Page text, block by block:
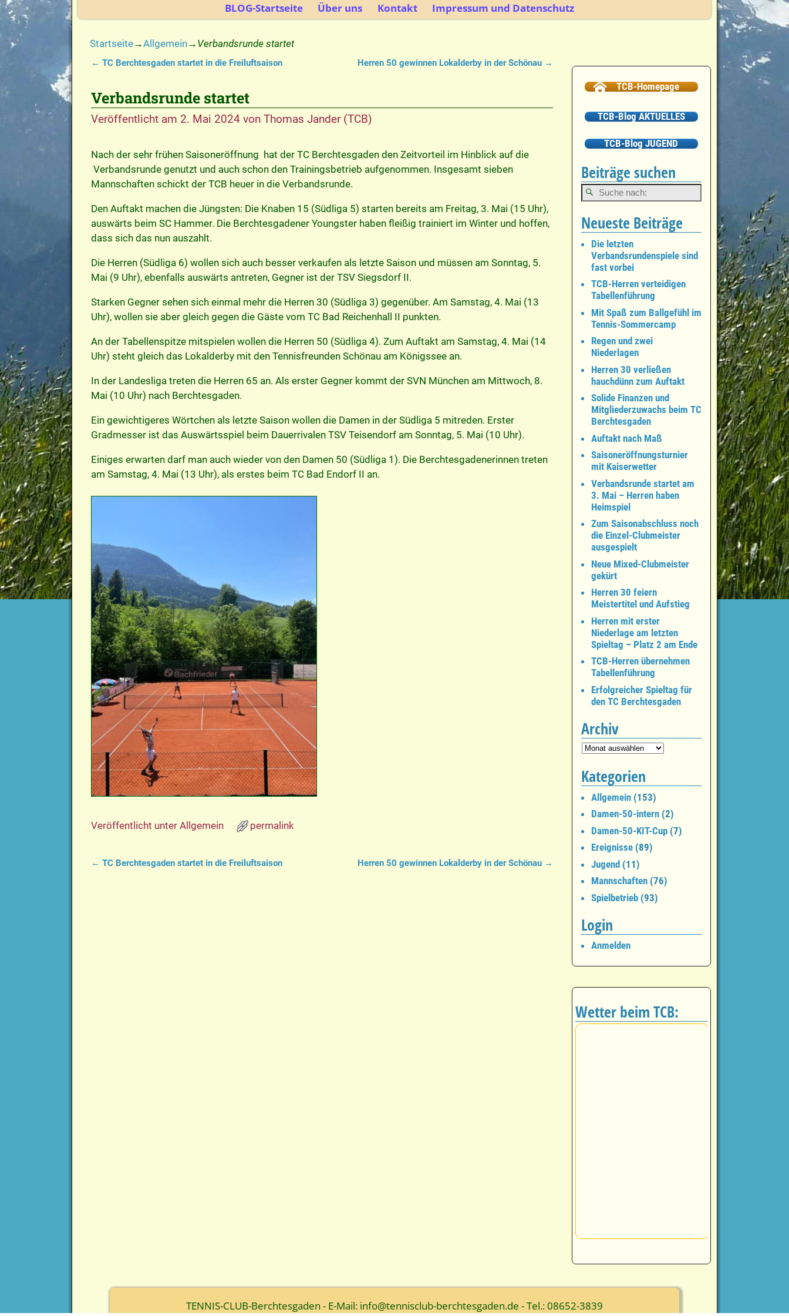
BLOG-Startseite Über uns Kontakt Impressum und Datenschutz
Startseite→Allgemein→ Verbandsrunde startet
← TC Berchtesgaden startet in die Freiluftsaison Herren 50 gewinnen Lokalderby in der Schönau →
Verbandsrunde startet
Veröffentlicht am 2. Mai 2024 von Thomas Jander (TCB)
Nach der sehr frühen Saisoneröffnung hat der TC Berchtesgaden den Zeitvorteil im Hinblick auf die
Verbandsrunde genutzt und auch schon den Trainingsbetrieb aufgenommen. Insgesamt sieben
Mannschaften schickt der TCB heuer in die Verbandsrunde.
Den Auftakt machen die Jüngsten: Die Knaben 15 (Südliga 5) starten bereits am Freitag, 3. Mai (15 Uhr),
auswärts beim SC Hammer. Die Berchtesgadener Youngster haben fleißig trainiert im Winter und hoffen,
dass sich das nun auszahlt.
Die Herren (Südliga 6) wollen sich auch besser verkaufen als letzte Saison und müssen am Sonntag, 5.
Mai (9 Uhr), ebenfalls auswärts antreten, Gegner ist der TSV Siegsdorf II.
Starken Gegner sehen sich einmal mehr die Herren 30 (Südliga 3) gegenüber. Am Samstag, 4. Mai (13
Uhr), wollen sie aber gleich gegen die Gäste vom TC Bad Reichenhall II punkten.
An der Tabellenspitze mitspielen wollen die Herren 50 (Südliga 4). Zum Auftakt am Samstag, 4. Mai (14
Uhr) steht gleich das Lokalderby mit den Tennisfreunden Schönau am Königssee an.
In der Landesliga treten die Herren 65 an. Als erster Gegner kommt der SVN München am Mittwoch, 8.
Mai (10 Uhr) nach Berchtesgaden.
Ein gewichtigeres Wörtchen als letzte Saison wollen die Damen in der Südliga 5 mitreden. Erster
Gradmesser ist das Auswärtsspiel beim Dauerrivalen TSV Teisendorf am Sonntag, 5. Mai (10 Uhr).
Einiges erwarten darf man auch wieder von den Damen 50 (Südliga 1). Die Berchtesgadenerinnen treten
am Samstag, 4. Mai (13 Uhr), als erstes beim TC Bad Endorf II an.
Veröffentlicht unter Allgemein permalink
← TC Berchtesgaden startet in die Freiluftsaison Herren 50 gewinnen Lokalderby in der Schönau →
TCB-Homepage
TCB-Blog AKTUELLES
TCB-Blog JUGEND
Beiträge suchen
Neueste Beiträge
Die letzten
Verbandsrundenspiele sind
fast vorbei
TCB-Herren verteidigen
Tabellenführung
Mit Spaß zum Ballgefühl im
Tennis-Sommercamp
Regen und zwei
Niederlagen
Herren 30 verließen
hauchdünn zum Auftakt
Solide Finanzen und
Mitgliederzuwachs beim TC
Berchtesgaden
Auftakt nach Maß
Saisoneröffnungsturnier
mit Kaiserwetter
Verbandsrunde startet am
3. Mai – Herren haben
Heimspiel
Zum Saisonabschluss noch
die Einzel-Clubmeister
ausgespielt
Neue Mixed-Clubmeister
gekürt
Herren 30 feiern
Meistertitel und Aufstieg
Herren mit erster
Niederlage am letzten
Spieltag – Platz 2 am Ende
TCB-Herren übernehmen
Tabellenführung
Erfolgreicher Spieltag für
den TC Berchtesgaden
Archiv
Kategorien
Allgemein(153)
Damen-50-intern(2)
Damen-50-KIT-Cup(7)
Ereignisse(89)
Jugend(11)
Mannschaften(76)
Spielbetrieb(93)
Login
Anmelden
Wetter beim TCB:
TENNIS-CLUB-Berchtesgaden - E-Mail: info@tennisclub-berchtesgaden.de - Tel.: 08652-3839